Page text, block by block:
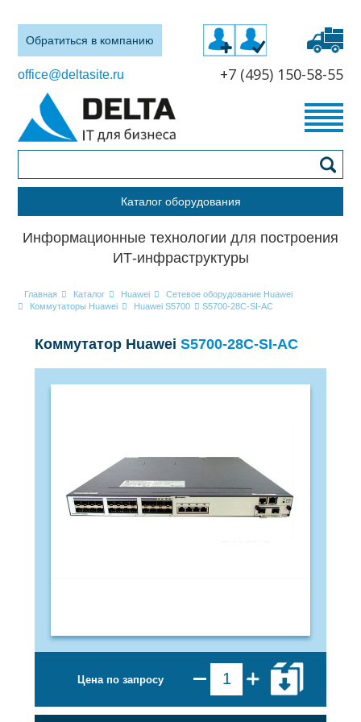
Обратиться в компанию
office@deltasite.ru +7 (495) 150-58-55
Каталог оборудования
Информационные технологии для построения
ИТ-инфраструктуры
Главная Каталог Huawei
Сетевое оборудование Huawei
Коммутаторы Huawei
Huawei S5700 S5700-28C-SI-AC
Коммутатор Huawei S5700-28C-SI-AC
Цена по запросу